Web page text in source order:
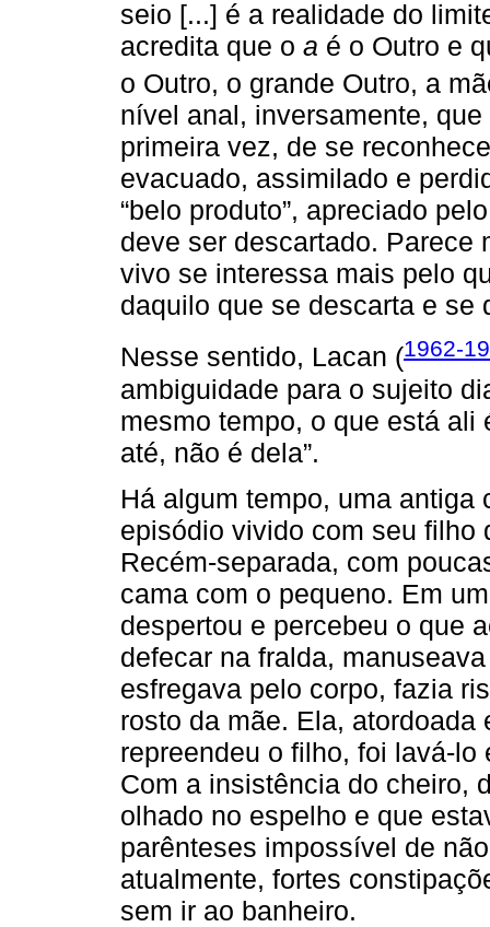
seio [...] é a realidade do
acredita que o a é o Outro e
o Outro, o grande Outro, a
nível anal, inversamente,
primeira vez, de se
evacuado, assimilado e
“belo produto”, apreciado
deve ser descartado. Parece
vivo se interessa mais pelo
daquilo que se descarta e se
Nesse sentido, Lacan (1962-
ambiguidade para o sujeito
mesmo tempo, o que está
até, não é dela”.
Há algum tempo, uma antiga
episódio vivido com seu filho
Recém-separada, com
cama com o pequeno. Em
despertou e percebeu o que
defecar na fralda,
esfregava pelo corpo, fazia
rosto da mãe. Ela,
repreendeu o filho, foi lavá-
Com a insistência do cheiro,
olhado no espelho e que
parênteses impossível de
atualmente, fortes
sem ir ao banheiro.